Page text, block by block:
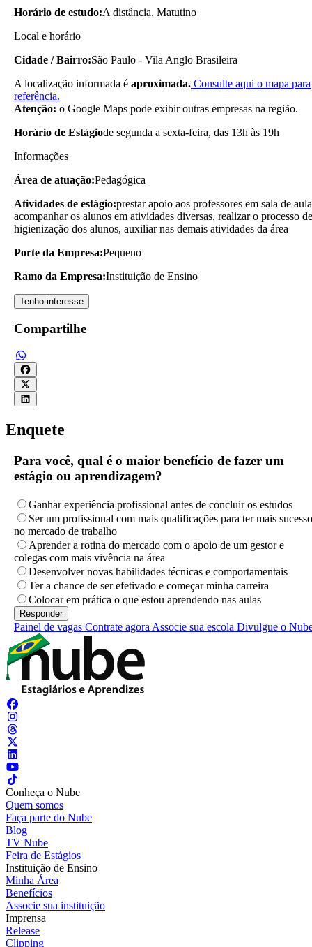
Horário de estudo:A distância, Matutino
Local e horário
Cidade / Bairro:São Paulo - Vila Anglo Brasileira
A localização informada é aproximada. Consulte aqui o mapa para
referência.
Atenção: o Google Maps pode exibir outras empresas na região.
Horário de Estágiode segunda a sexta-feira, das 13h às 19h
Informações
Área de atuação:Pedagógica
Atividades de estágio:prestar apoio aos professores em sala de
acompanhar os alunos em atividades diversas, realizar o processo de
higienização dos alunos, auxiliar nas demais atividades da área
Porte da Empresa:Pequeno
Ramo da Empresa:Instituição de Ensino
Tenho interesse
Compartilhe
Enquete
Para você, qual é o maior benefício de fazer um
estágio ou aprendizagem?
Ganhar experiência profissional antes de concluir os estudos
Ser um profissional com mais qualificações para ter mais sucesso
no mercado de trabalho
Aprender a rotina do mercado com o apoio de um gestor e
colegas com mais vivência na área
Desenvolver novas habilidades técnicas e comportamentais
Ter a chance de ser efetivado e começar minha carreira
Colocar em prática o que estou aprendendo nas aulas
Painel de vagas Contrate agora Associe sua escola Divulgue o
Conheça o Nube
Quem somos
Faça parte do Nube
Blog
TV Nube
Feira de Estágios
Instituição de Ensino
Minha Área
Benefícios
Associe sua instituição
Imprensa
Release
Clipping